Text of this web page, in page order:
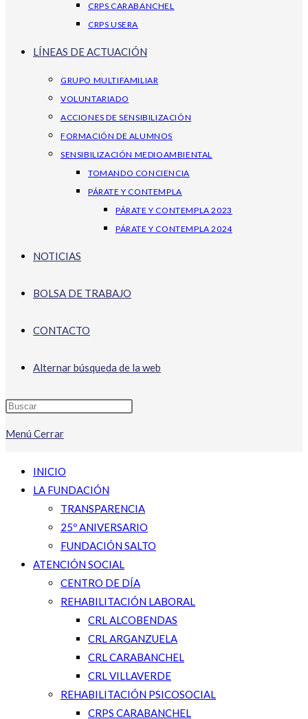
CRPS CARABANCHEL
CRPS USERA
LÍNEAS DE ACTUACIÓN
GRUPO MULTIFAMILIAR
VOLUNTARIADO
ACCIONES DE SENSIBILIZACIÓN
FORMACIÓN DE ALUMNOS
SENSIBILIZACIÓN MEDIOAMBIENTAL
TOMANDO CONCIENCIA
PÁRATE Y CONTEMPLA
PÁRATE Y CONTEMPLA 2023
PÁRATE Y CONTEMPLA 2024
NOTICIAS
BOLSA DE TRABAJO
CONTACTO
Alternar búsqueda de la web
Menú Cerrar
INICIO
LA FUNDACIÓN
TRANSPARENCIA
25º ANIVERSARIO
FUNDACIÓN SALTO
ATENCIÓN SOCIAL
CENTRO DE DÍA
REHABILITACIÓN LABORAL
CRL ALCOBENDAS
CRL ARGANZUELA
CRL CARABANCHEL
CRL VILLAVERDE
REHABILITACIÓN PSICOSOCIAL
CRPS CARABANCHEL